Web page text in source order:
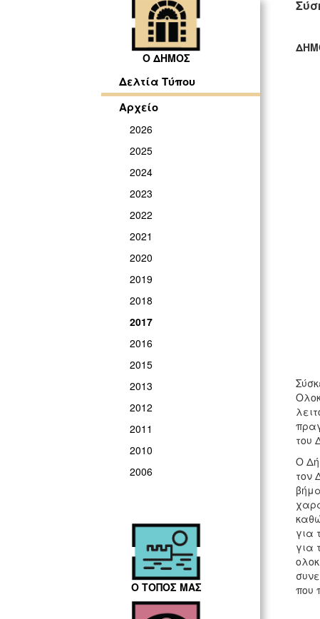
Ο ΔΗΜΟΣ
Δελτία Τύπου
Αρχείο
2026
2025
2024
2023
2022
2021
2020
2019
2018
2017
2016
2015
2013
2012
2011
2010
2006
Ο ΤΟΠΟΣ ΜΑΣ
του
Ο
τον
για
για
που